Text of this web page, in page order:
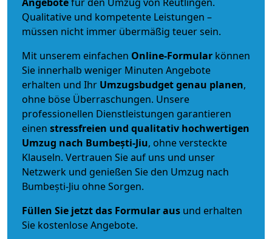
Qualitative und kompetente Leistungen –
müssen nicht immer übermäßig teuer sein.
Mit unserem einfachen Online-Formular können
Sie innerhalb weniger Minuten Angebote
erhalten und Ihr Umzugsbudgetgenau planen,
ohne böse Überraschungen. Unsere
professionellen Dienstleistungen garantieren
einen stressfreien und qualitativ hochwertigen
Umzug nach Bumbești-Jiu, ohne versteckte
Klauseln. Vertrauen Sie auf uns und unser
Netzwerk und genießen Sie den Umzug nach
Bumbești-Jiu ohne Sorgen.
Füllen Sie jetzt das Formular aus und erhalten
Sie kostenlose Angebote.